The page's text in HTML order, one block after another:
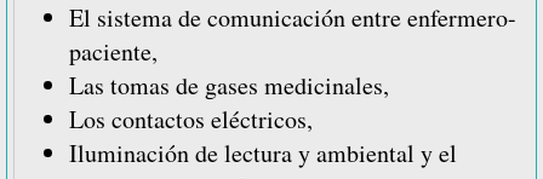
El sistema de comunicación entre enfermero-
paciente,
Las tomas de gases medicinales,
Los contactos eléctricos,
Iluminación de lectura y ambiental y el